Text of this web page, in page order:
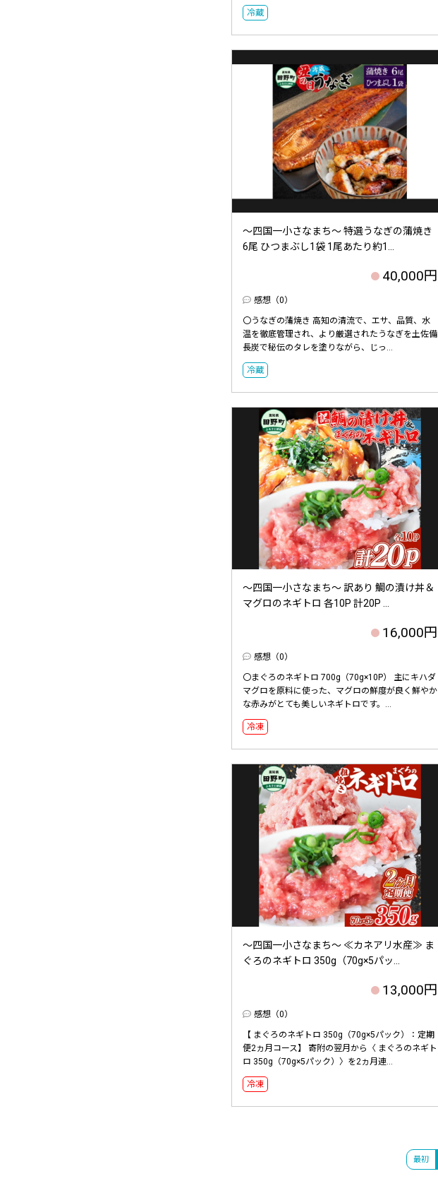
冷蔵
～四国一小さなまち～ 特選うなぎの蒲焼き
6尾 ひつまぶし1袋 1尾あたり約1...
40,000円
感想（0）
〇うなぎの蒲焼き 高知の清流で、エサ、品質、水
温を徹底管理され、より厳選されたうなぎを土佐備
長炭で秘伝のタレを塗りながら、じっ...
冷蔵
～四国一小さなまち～ 訳あり 鯛の漬け丼＆
マグロのネギトロ 各10P 計20P ...
16,000円
感想（0）
〇まぐろのネギトロ 700g（70g×10P） 主にキハダ
マグロを原料に使った、マグロの鮮度が良く鮮やか
な赤みがとても美しいネギトロです。...
冷凍
～四国一小さなまち～ ≪カネアリ水産≫ ま
ぐろのネギトロ 350g（70g×5パッ...
13,000円
感想（0）
【 まぐろのネギトロ 350g（70g×5パック）：定期
便2ヵ月コース】 寄附の翌月から〈 まぐろのネギト
ロ 350g（70g×5パック）〉を2ヵ月連...
冷凍
最初